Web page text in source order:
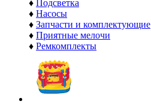
♦ Подсветка
♦ Насосы
♦ Запчасти и комплектующие
♦ Приятные мелочи
♦ Ремкомплекты